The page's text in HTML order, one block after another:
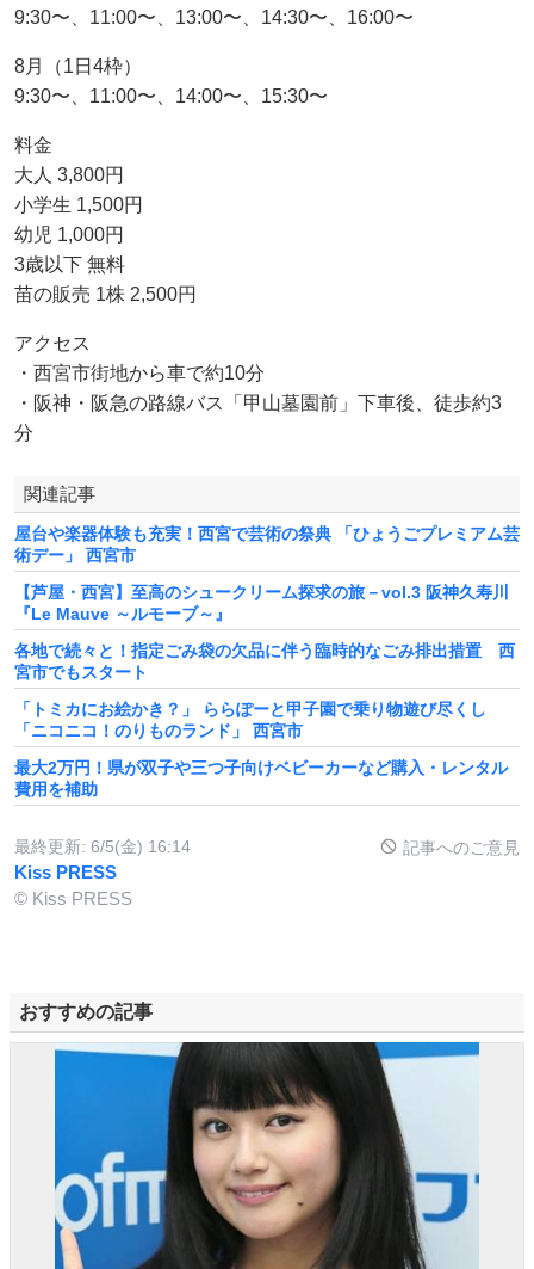
9:30〜、11:00〜、13:00〜、14:30〜、16:00〜
8月（1日4枠）
9:30〜、11:00〜、14:00〜、15:30〜
料金
大人 3,800円
小学生 1,500円
幼児 1,000円
3歳以下 無料
苗の販売 1株 2,500円
アクセス
・西宮市街地から車で約10分
・阪神・阪急の路線バス「甲山墓園前」下車後、徒歩約3
分
関連記事
屋台や楽器体験も充実！西宮で芸術の祭典 「ひょうごプレミアム芸
術デー」 西宮市
【芦屋・西宮】至高のシュークリーム探求の旅－vol.3 阪神久寿川
『Le Mauve ～ルモーブ～』
各地で続々と！指定ごみ袋の欠品に伴う臨時的なごみ排出措置 西
宮市でもスタート
「トミカにお絵かき？」 ららぽーと甲子園で乗り物遊び尽くし
「ニコニコ！のりものランド」 西宮市
最大2万円！県が双子や三つ子向けベビーカーなど購入・レンタル
費用を補助
最終更新: 6/5(金) 16:14 記事へのご意見
Kiss PRESS
© Kiss PRESS
おすすめの記事